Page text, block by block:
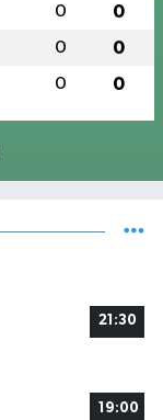
0 0
0 0
0 0
21:30
19:00